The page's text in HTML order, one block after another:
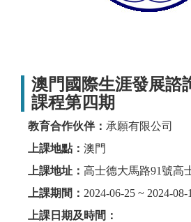
澳門國際生涯發展諮
課程第四期
教育合作伙伴： 承願有限公司
上課地點： 澳門
上課地址： 高士德大馬路91號高
上課期間： 2024-06-25 ~ 2024-08-
上課日期及時間：